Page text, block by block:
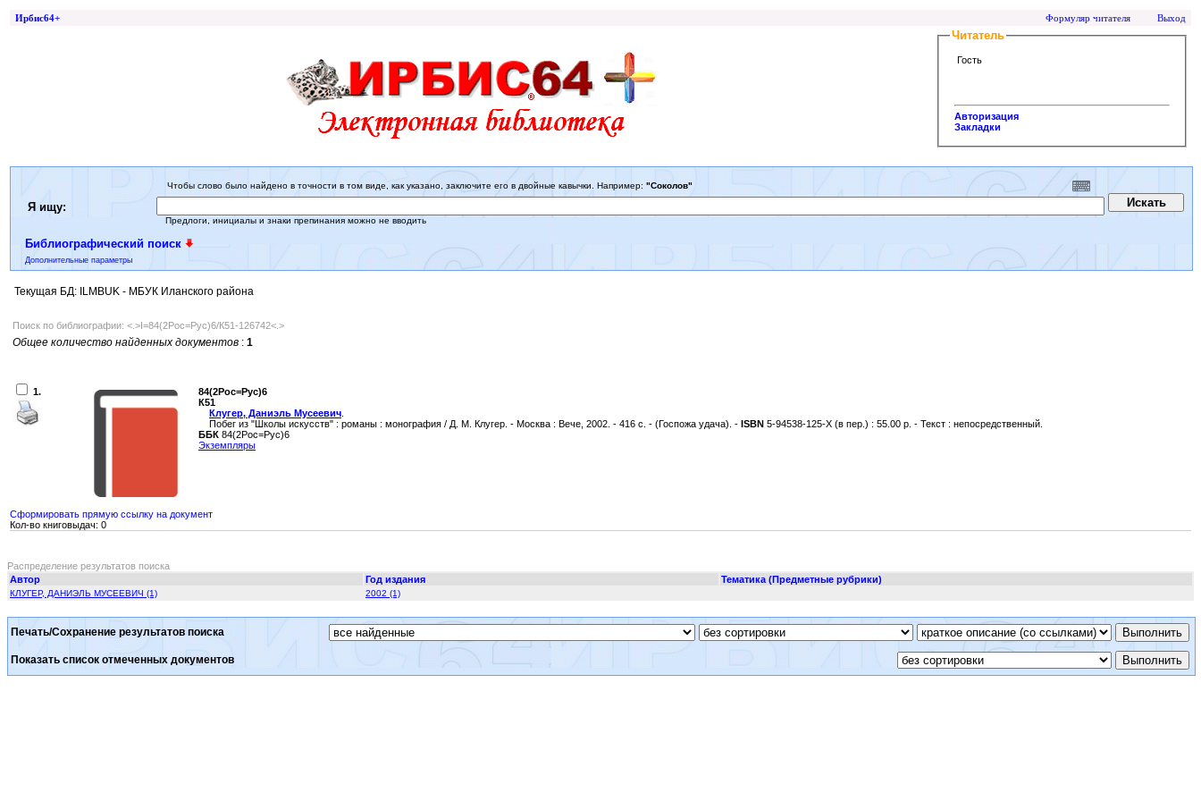
Ирбис64+ Формуляр читателя Выход
Читатель
Гость
Авторизация
Закладки
Я ищу:
Чтобы слово было найдено в точности в том виде, как указано, заключите его в двойные кавычки. Например: "Соколов"
Предлоги, инициалы и знаки препинания можно не вводить
Библиографический поиск
Дополнительные параметры
Текущая БД: ILMBUK - МБУК Иланского района
Поиск по библиографии: <.>I=84(2Рос=Рус)6/К51-126742<.>
Общее количество найденных документов : 1
1.
84(2Рос=Рус)6
К51
Клугер, Даниэль Мусеевич
Побег из "Школы искусств" : романы : монография / Д. М. Клугер. - Москва : Вече, 2002. - 416 с. - (Госпожа удача). - ISBN 5-94538-125-Х (в пер.) : 55.00 р. - Текст : непосредственный.
ББК 84(2Рос=Рус)6
Экземпляры
Сформировать прямую ссылку на документ
Кол-во книговыдач: 0
Распределение результатов поиска
Автор
Год издания Тематика (Предметные рубрики)
КЛУГЕР, ДАНИЭЛЬ МУСЕЕВИЧ (1) 2002 (1)
Печать/Сохранение результатов поиска
Показать список отмеченных документов